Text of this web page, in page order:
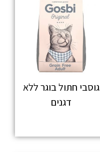
גוסבי חתול בוגר ללא
דגנים